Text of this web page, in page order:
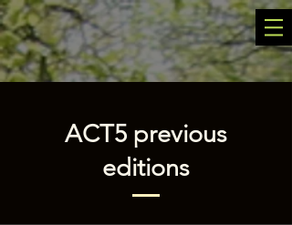
ACT5 previous
editions